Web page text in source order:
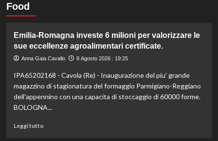
Food
Emilia-Romagna investe 6 milioni per valorizzare le
sue eccellenze agroalimentari certificate.
Anna Gaia Cavallo 8 Agosto 2026 : 19:25
IPA65202168 - Cavola (Re) - Inaugurazione del piu' grande
magazzino di stagionatura del formaggio Parmigiano-Reggiano
dell'appennino con una capacita di stoccaggio di 60000 forme.
BOLOGNA...
Leggi tuttoLeggi